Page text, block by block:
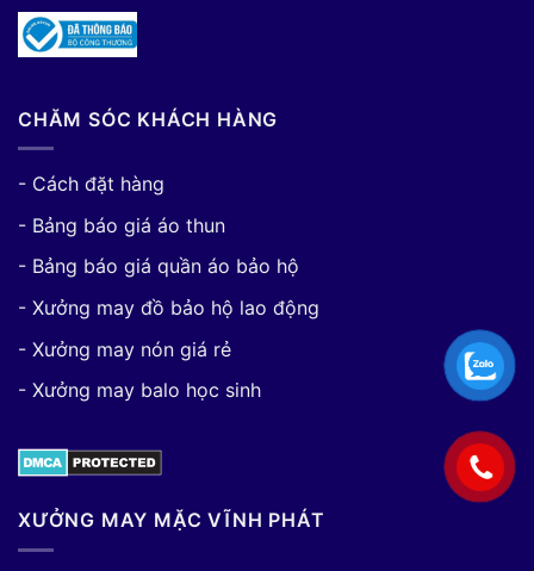
CHĂM SÓC KHÁCH HÀNG
- Cách đặt hàng
- Bảng báo giá áo thun
- Bảng báo giá quần áo bảo hộ
- Xưởng may đồ bảo hộ lao động
- Xưởng may nón giá rẻ
- Xưởng may balo học sinh
XƯỞNG MAY MẶC VĨNH PHÁT